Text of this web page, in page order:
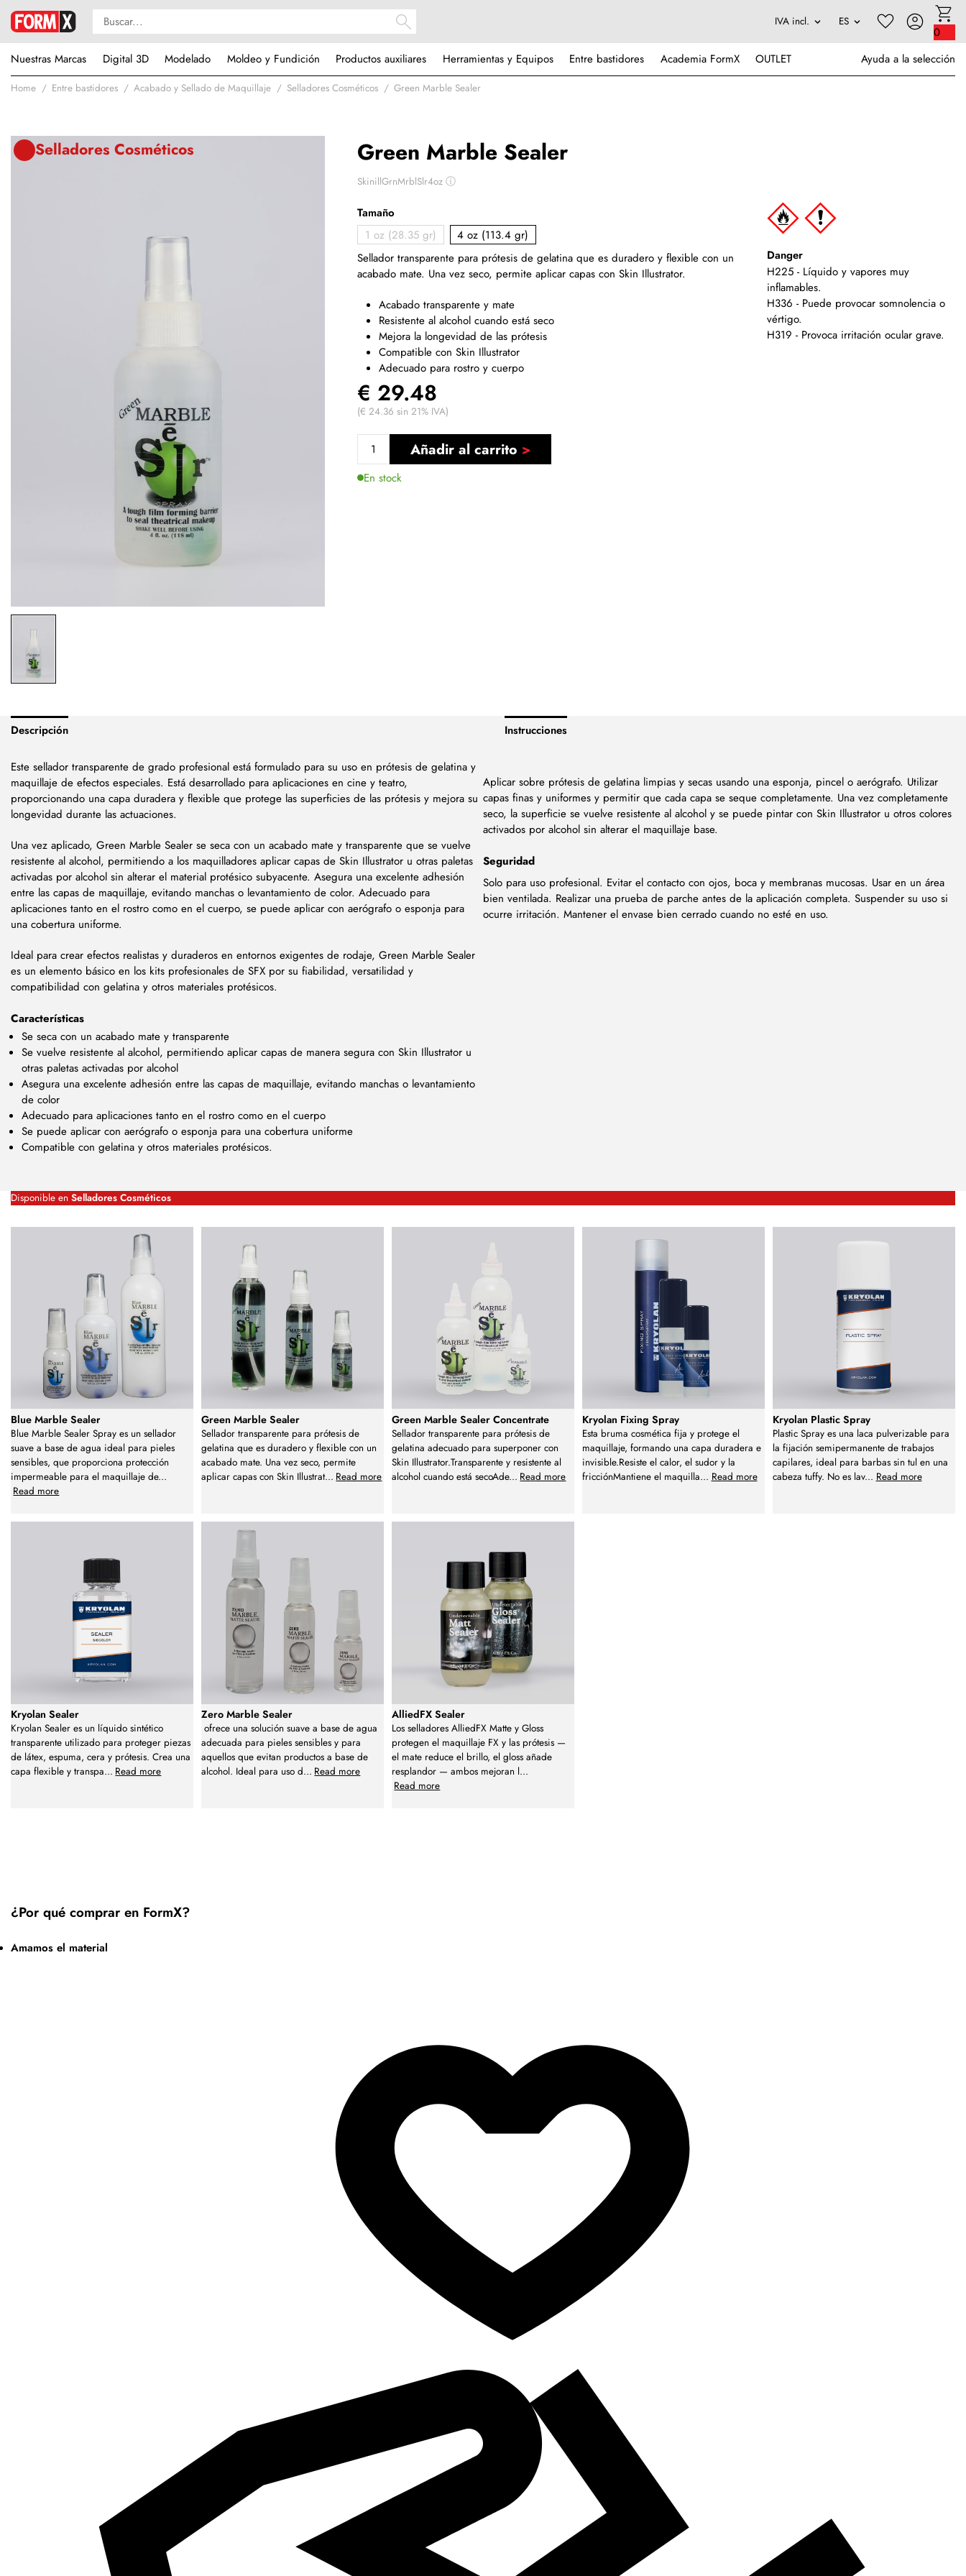
0
Nuestras Marcas
Digital 3D Modelado Moldeo y Fundición Productos auxiliares Herramientas y Equipos Entre bastidores Academia FormX OUTLET Ayuda a la selección
Home Entre bastidores Acabado y Sellado de Maquillaje Selladores Cosméticos Green Marble Sealer
Green Marble Sealer
SkinillGrnMrblSlr4ozⓘ
Selladores Cosméticos
Tamaño
1 oz (28.35 gr)
4 oz (113.4 gr)
Sellador transparente para prótesis de gelatina que es duradero y flexible con un
acabado mate. Una vez seco, permite aplicar capas con Skin Illustrator.
Acabado transparente y mate
Resistente al alcohol cuando está seco
Mejora la longevidad de las prótesis
Compatible con Skin Illustrator
Adecuado para rostro y cuerpo
Danger
H225 - Líquido y vapores muy
inflamables.
H336 - Puede provocar somnolencia o
vértigo.
H319 - Provoca irritación ocular grave.
€ 29.48
(€ 24.36 sin 21% IVA)
Añadir al carrito
En stock
Descripción Instrucciones
Este sellador transparente de grado profesional está formulado para su uso en prótesis de gelatina y
maquillaje de efectos especiales. Está desarrollado para aplicaciones en cine y teatro,
proporcionando una capa duradera y flexible que protege las superficies de las prótesis y mejora su
longevidad durante las actuaciones.
Una vez aplicado, Green Marble Sealer se seca con un acabado mate y transparente que se vuelve
resistente al alcohol, permitiendo a los maquilladores aplicar capas de Skin Illustrator u otras paletas
activadas por alcohol sin alterar el material protésico subyacente. Asegura una excelente adhesión
entre las capas de maquillaje, evitando manchas o levantamiento de color. Adecuado para
aplicaciones tanto en el rostro como en el cuerpo, se puede aplicar con aerógrafo o esponja para
una cobertura uniforme.
Ideal para crear efectos realistas y duraderos en entornos exigentes de rodaje, Green Marble Sealer
es un elemento básico en los kits profesionales de SFX por su fiabilidad, versatilidad y
compatibilidad con gelatina y otros materiales protésicos.
Características
Se seca con un acabado mate y transparente
Se vuelve resistente al alcohol, permitiendo aplicar capas de manera segura con Skin Illustrator u
otras paletas activadas por alcohol
Asegura una excelente adhesión entre las capas de maquillaje, evitando manchas o levantamiento
de color
Adecuado para aplicaciones tanto en el rostro como en el cuerpo
Se puede aplicar con aerógrafo o esponja para una cobertura uniforme
Compatible con gelatina y otros materiales protésicos.
Aplicar sobre prótesis de gelatina limpias y secas usando una esponja, pincel o aerógrafo. Utilizar
capas finas y uniformes y permitir que cada capa se seque completamente. Una vez completamente
seco, la superficie se vuelve resistente al alcohol y se puede pintar con Skin Illustrator u otros colores
activados por alcohol sin alterar el maquillaje base.
Seguridad
Solo para uso profesional. Evitar el contacto con ojos, boca y membranas mucosas. Usar en un área
bien ventilada. Realizar una prueba de parche antes de la aplicación completa. Suspender su uso si
ocurre irritación. Mantener el envase bien cerrado cuando no esté en uso.
Disponible en Selladores Cosméticos
Blue Marble Sealer
Blue Marble Sealer Spray es un sellador
suave a base de agua ideal para pieles
sensibles, que proporciona protección
impermeable para el maquillaje de...
Read more
Green Marble Sealer
Sellador transparente para prótesis de
gelatina que es duradero y flexible con un
acabado mate. Una vez seco, permite
aplicar capas con Skin Illustrat... Read more
Green Marble Sealer Concentrate
Sellador transparente para prótesis de
gelatina adecuado para superponer con
Skin Illustrator.Transparente y resistente al
alcohol cuando está secoAde... Read more
Kryolan Fixing Spray
Esta bruma cosmética fija y protege el
maquillaje, formando una capa duradera e
invisible.Resiste el calor, el sudor y la
fricciónMantiene el maquilla... Read more
Kryolan Plastic Spray
Plastic Spray es una laca pulverizable para
la fijación semipermanente de trabajos
capilares, ideal para barbas sin tul en una
cabeza tuffy. No es lav... Read more
Kryolan Sealer
Kryolan Sealer es un líquido sintético
transparente utilizado para proteger piezas
de látex, espuma, cera y prótesis. Crea una
capa flexible y transpa... Read more
Zero Marble Sealer
ofrece una solución suave a base de agua
adecuada para pieles sensibles y para
aquellos que evitan productos a base de
alcohol. Ideal para uso d... Read more
AlliedFX Sealer
Los selladores AlliedFX Matte y Gloss
protegen el maquillaje FX y las prótesis —
el mate reduce el brillo, el gloss añade
resplandor — ambos mejoran l...
Read more
¿Por qué comprar en FormX?
Amamos el material